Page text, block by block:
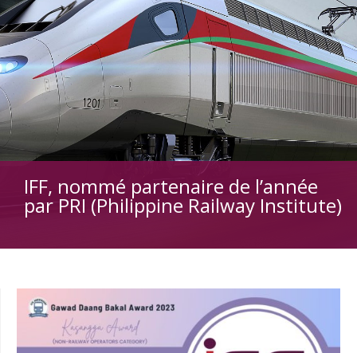
IFF, nommé partenaire de l’année
par PRI (Philippine Railway Institute)